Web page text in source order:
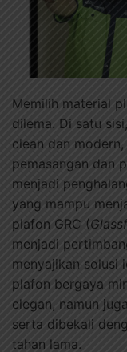
Memilih material
dilema. Di satu
clean dan
pemasangan dan
menjadi
yang mampu
plafon GRC (
menjadi
menyajikan solusi
plafon bergaya
elegan, namun
serta dibekali
tahan lama.